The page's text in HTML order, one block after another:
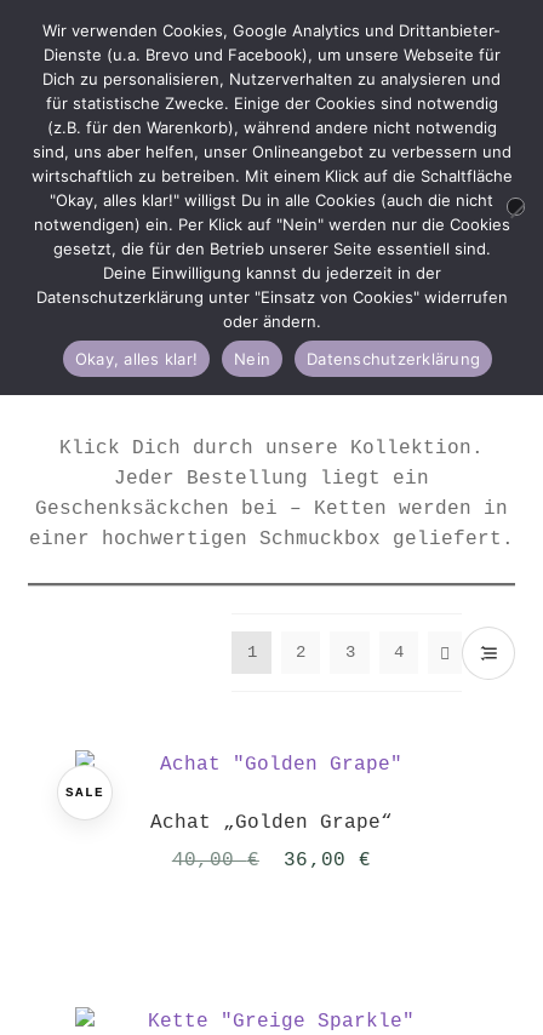
Zur
Navigation
springen
Zum
Inhalt
springen
Menü
Shop
Shop
Klick Dich durch unsere Kollektion.
Jeder Bestellung liegt ein
Geschenksäckchen bei – Ketten werden in
einer hochwertigen Schmuckbox geliefert.
1 2 3 4
SALE
Achat „Golden Grape“
40,00€
Ursprünglicher
36,00 €
Wir verwenden Cookies, Google Analytics und Drittanbieter-
Dienste (u.a. Brevo und Facebook), um unsere Webseite für
Dich zu personalisieren, Nutzerverhalten zu analysieren und
für statistische Zwecke. Einige der Cookies sind notwendig
(z.B. für den Warenkorb), während andere nicht notwendig
sind, uns aber helfen, unser Onlineangebot zu verbessern und
wirtschaftlich zu betreiben. Mit einem Klick auf die Schaltfläche
"Okay, alles klar!" willigst Du in alle Cookies (auch die nicht
notwendigen) ein. Per Klick auf "Nein" werden nur die Cookies
gesetzt, die für den Betrieb unserer Seite essentiell sind.
Deine Einwilligung kannst du jederzeit in der
Datenschutzerklärung unter "Einsatz von Cookies" widerrufen
oder ändern.
Okay, alles klar!
Nein Datenschutzerklärung